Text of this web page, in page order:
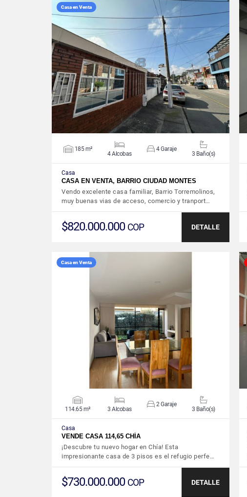
Casa en Venta
VER DETALLES
185 m²
4 Alcobas
4 Garaje
3 Baño(s)
Casa
CASA EN VENTA, BARRIO CIUDAD MONTES
Vendo excelente casa familiar, Barrio Torremolinos,
muy buenas vias de acceso, comercio y tranport…
$820.000.000 COP DETALLE
Casa en Venta
VER DETALLES
114.65 m² 3 Alcobas
2 Garaje
3 Baño(s)
Casa
VENDE CASA 114,65 CHÍA
¡Descubre tu nuevo hogar en Chía! Esta
impresionante casa de 3 pisos es el refugio perfe…
$730.000.000 COP DETALLE